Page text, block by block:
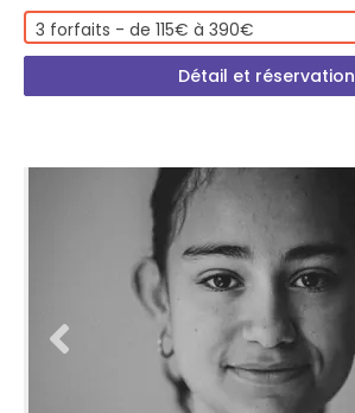
3 forfaits - de 115€ à 390€
Détail et réservation